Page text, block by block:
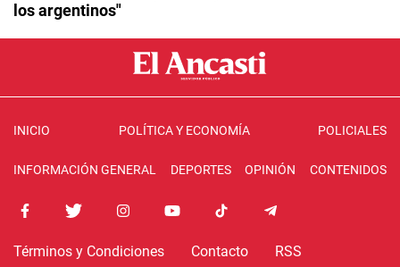
los argentinos"
INICIO POLÍTICA Y ECONOMÍA POLICIALES
INFORMACIÓN GENERAL DEPORTES OPINIÓN CONTENIDOS
Términos y Condiciones Contacto RSS